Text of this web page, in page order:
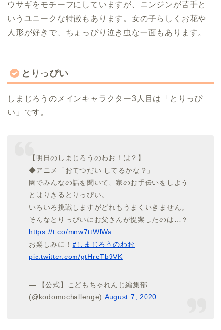
ウサギをモチーフにしていますが、ニンジンが苦手と
いうユニークな特徴もあります。女の子らしくお花や
人形が好きで、ちょっぴり泣き虫な一面もあります。
とりっぴい
しまじろうのメインキャラクター3人目は「とりっぴ
い」です。
【明日のしまじろうのわお！は？】
◆アニメ「おてつだい してるかな？」
園でみんなの話を聞いて、家のお手伝いをしよう
とはりきるとりっぴい。
いろいろ挑戦しますがどれもうまくいきません。
そんなとりっぴいにお父さんが提案したのは…？
https://t.co/mnw7ttWlWa
お楽しみに！ #しまじろうのわお
pic.twitter.com/gtHreTb9VK
— 【公式】こどもちゃれんじ編集部
(@kodomochallenge) August 7, 2020